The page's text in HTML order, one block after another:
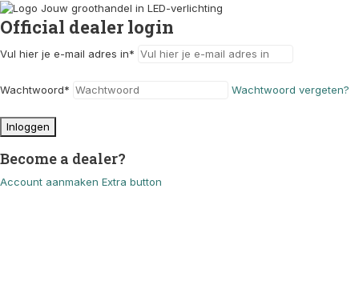
Official dealer login
Vul hier je e-mail adres in*
Wachtwoord* Wachtwoord vergeten?
Inloggen
Become a dealer?
Account aanmaken Extra button